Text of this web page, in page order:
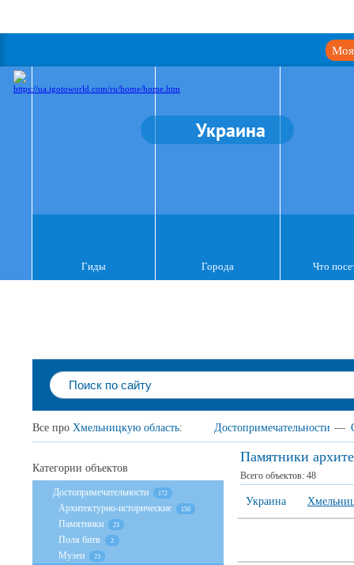
Моя
Украина
Гиды Города Что
Все про Хмельницкую область: Достопримечательности —
Памятники
Всего объектов: 48
Украина
Категории объектов
Достопримечательности 172
Архитектурно-исторические 150
Памятники 23
Поля битв 2
Музеи 23